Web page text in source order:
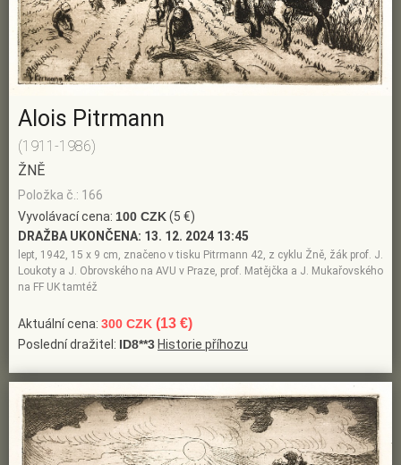
Alois Pitrmann
(1911-1986)
ŽNĚ
Položka č.: 166
Vyvolávací cena: 100 CZK(5 €)
DRAŽBA UKONČENA: 13. 12. 2024 13:45
lept, 1942, 15 x 9 cm, značeno v tisku Pitrmann 42, z cyklu Žně, žák prof. J.
Loukoty a J. Obrovského na AVU v Praze, prof. Matějčka a J. Mukařovského
na FF UK tamtéž
Aktuální cena: 300 CZK (13 €)
Poslední dražitel: ID8**3 Historie příhozu